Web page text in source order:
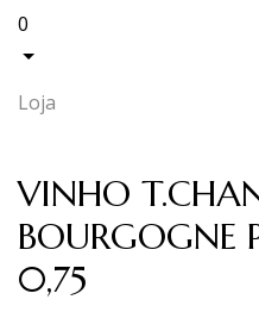
0
Loja
VINHO
BOURGOGNE
0,75